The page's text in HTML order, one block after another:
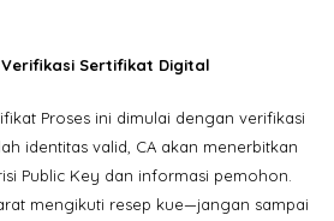
Sertifikat Digital
Proses ini dimulai dengan verifikasi
identitas valid, CA akan menerbitkan
Public Key dan informasi pemohon.
mengikuti resep kue—jangan sampai